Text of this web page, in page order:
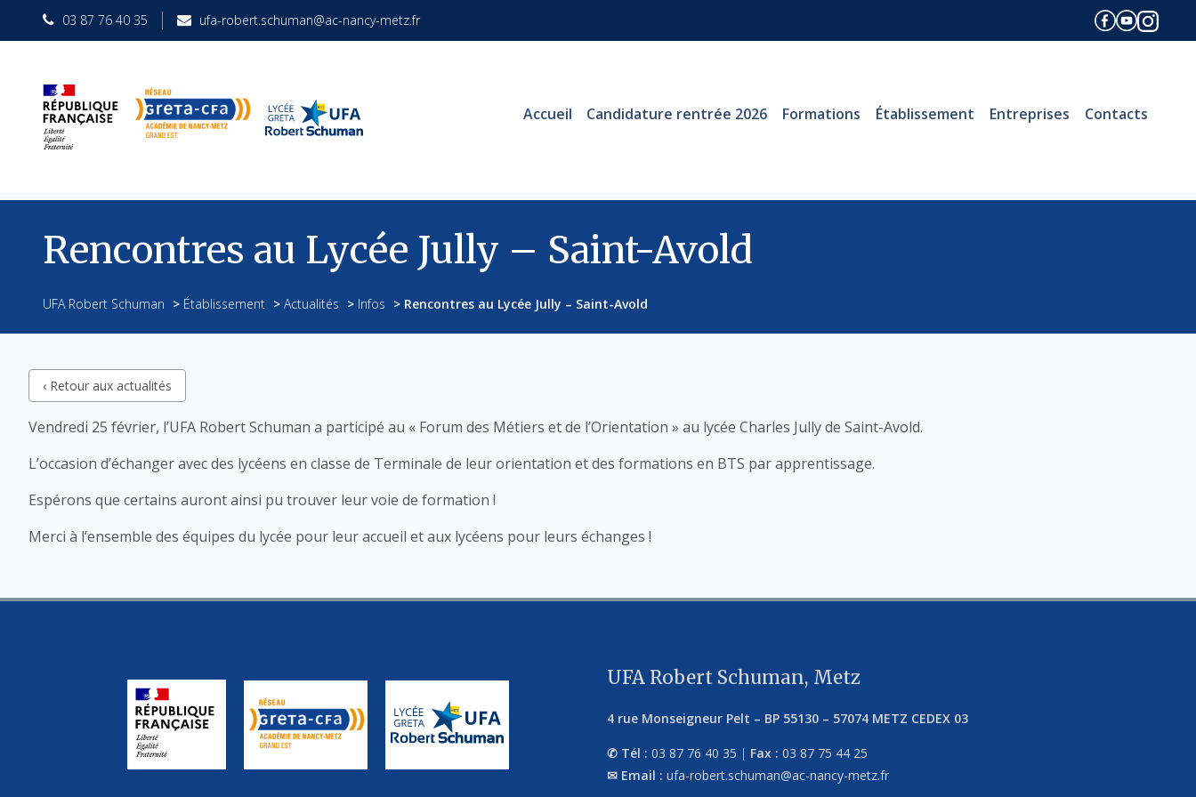
03 87 76 40 35 ufa-robert.schuman@ac-nancy-metz.fr
Accueil Candidature rentrée 2026 Formations Établissement Entreprises Contacts
Rencontres au Lycée Jully – Saint-Avold
UFA Robert Schuman > Établissement > Actualités > Infos > Rencontres au Lycée Jully – Saint-Avold
‹ Retour aux actualités
Vendredi 25 février, l’UFA Robert Schuman a participé au « Forum des Métiers et de l’Orientation » au lycée Charles Jully de Saint-Avold.
L’occasion d’échanger avec des lycéens en classe de Terminale de leur orientation et des formations en BTS par apprentissage.
Espérons que certains auront ainsi pu trouver leur voie de formation !
Merci à l’ensemble des équipes du lycée pour leur accueil et aux lycéens pour leurs échanges !
UFA Robert Schuman, Metz
4 rue Monseigneur Pelt – BP 55130 – 57074 METZ CEDEX 03
Tél : 03 87 76 40 35 | Fax : 03 87 75 44 25
Email : ufa-robert.schuman@ac-nancy-metz.fr